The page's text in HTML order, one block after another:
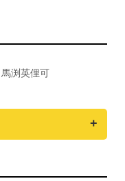
渕英俚可